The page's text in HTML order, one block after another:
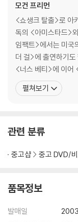
모건 프리먼
<쇼생크 탈출>로 아
독의 <아미스타드>
임팩트>에서는 미국
더 걸>에 출연하기
<너스 베티>에 이어
쳐> 등의 대표작에
와 알프레 우다드를
펼쳐보기
관련 분류
중고샵 중고 DVD/
품목정보
발매일